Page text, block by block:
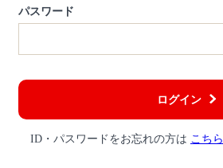
パスワード
ログイン
ID・パスワードをお忘れの方は こちら